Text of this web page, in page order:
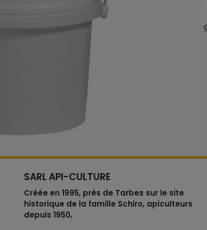
SARL API-CULTURE
Créée en 1995, près de Tarbes sur le site
historique de la famille Schiro, apiculteurs
depuis 1950,